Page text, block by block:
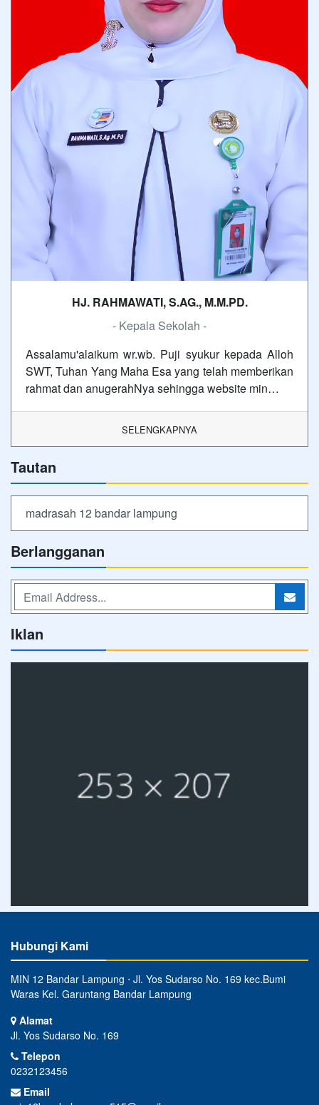
HJ. RAHMAWATI, S.AG., M.M.PD.
- Kepala Sekolah -
Assalamu'alaikum wr.wb. Puji syukur kepada Alloh
SWT, Tuhan Yang Maha Esa yang telah memberikan
rahmat dan anugerahNya sehingga website min…
SELENGKAPNYA
Tautan
madrasah 12 bandar lampung
Berlangganan
Iklan
Hubungi Kami
MIN 12 Bandar Lampung ⋅ Jl. Yos Sudarso No. 169 kec.Bumi
Waras Kel. Garuntang Bandar Lampung
Alamat
Jl. Yos Sudarso No. 169
Telepon
0232123456
Email